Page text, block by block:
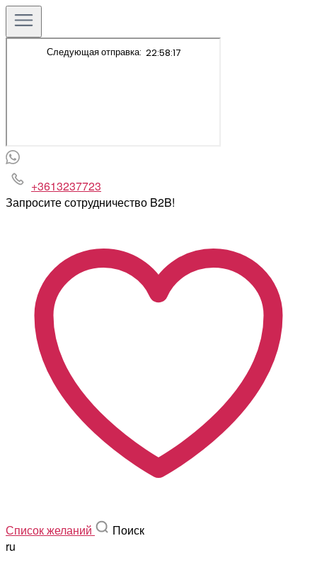
+3613237723
Запросите сотрудничество B2B!
Список желаний
Поиск
ru